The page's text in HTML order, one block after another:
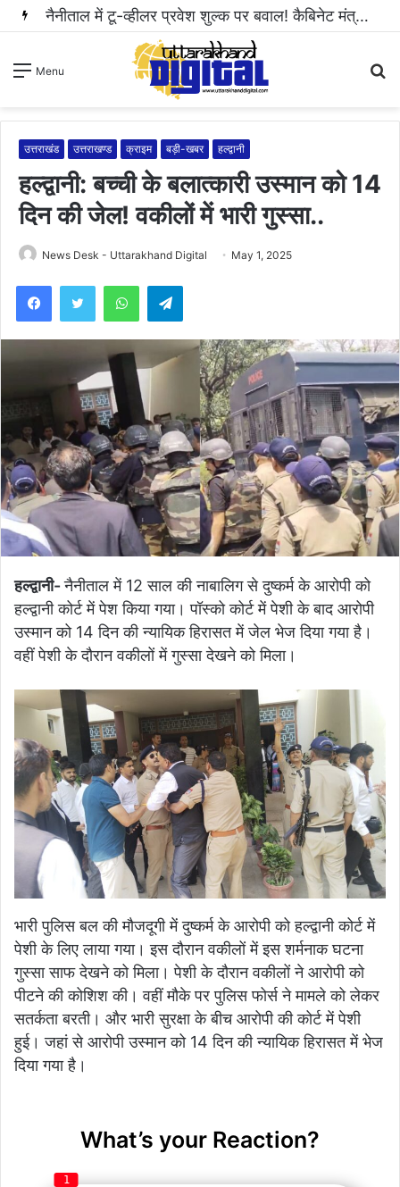
Menu
उत्तराखंड उत्तराखण्ड क्राइम बड़ी-खबर हल्द्वानी
हल्द्वानी: बच्ची के बलात्कारी उस्मान को 14
दिन की जेल! वकीलों में भारी गुस्सा..
News Desk - Uttarakhand Digital May 1, 2025
WhatsAppTelegram
हल्द्वानी-नैनीताल में 12 साल की नाबालिग से दुष्कर्म के आरोपी को
हल्द्वानी कोर्ट में पेश किया गया। पॉस्को कोर्ट में पेशी के बाद आरोपी
उस्मान को 14 दिन की न्यायिक हिरासत में जेल भेज दिया गया है।
वहीं पेशी के दौरान वकीलों में गुस्सा देखने को मिला।
भारी पुलिस बल की मौजदूगी में दुष्कर्म के आरोपी को हल्द्वानी कोर्ट में
पेशी के लिए लाया गया। इस दौरान वकीलों में इस शर्मनाक घटना
गुस्सा साफ देखने को मिला। पेशी के दौरान वकीलों ने आरोपी को
पीटने की कोशिश की। वहीं मौके पर पुलिस फोर्स ने मामले को लेकर
सतर्कता बरती। और भारी सुरक्षा के बीच आरोपी की कोर्ट में पेशी
हुई। जहां से आरोपी उस्मान को 14 दिन की न्यायिक हिरासत में भेज
दिया गया है।
What’s your Reaction?
1